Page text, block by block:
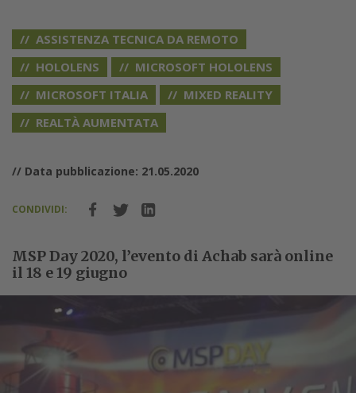
ASSISTENZA TECNICA DA REMOTO
HOLOLENS
MICROSOFT HOLOLENS
MICROSOFT ITALIA
MIXED REALITY
REALTÀ AUMENTATA
// Data pubblicazione: 21.05.2020
CONDIVIDI:
MSP Day 2020, l’evento di Achab sarà online
il 18 e 19 giugno